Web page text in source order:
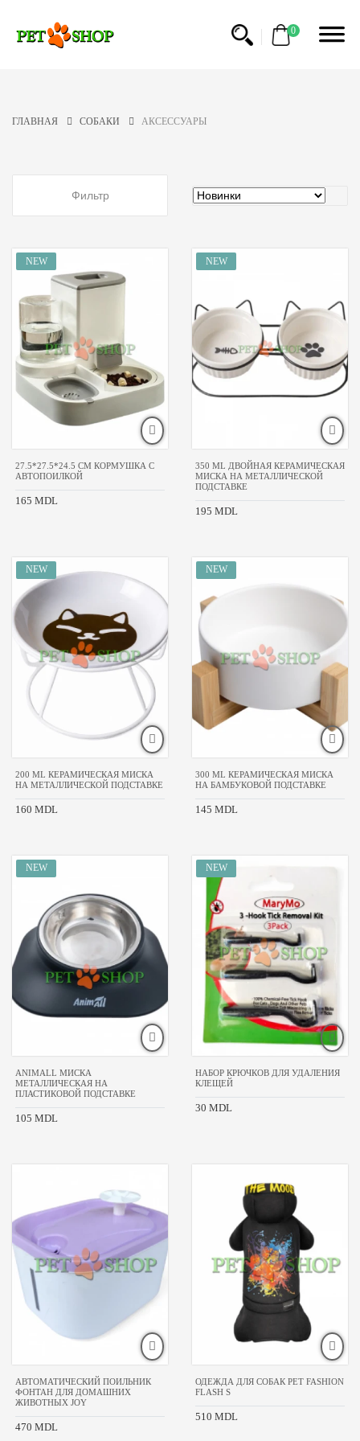
0
ГЛАВНАЯ СОБАКИ АКСЕССУАРЫ
СУХИЕ
ЛАКОМСТВА
ВЛАЖНЫЕ
АМУНИЦИЯ
АКСЕССУАРЫ
МЯГКИЕ
МЕСТА
ДОМИКИ
ПЕРЕНОСКИ
МЕСЯЦА
ЛОТКИ
БРЕНДЫ
Made
Dog
Meejuu
Naturapet
name
Savic
Trixie
Природа
КЛАСС
супер-
премиум
ПИТОМЦА
мелких пород
средних
пород
для
крупных
пород
для
всех
ПИТОМЦА
взрослые
Фильтр
27.5*27.5*24.5 CM КОРМУШКА С
АВТОПОИЛКОЙ
165 MDL
350 ML ДВОЙНАЯ КЕРАМИЧЕСКАЯ
МИСКА НА МЕТАЛЛИЧЕСКОЙ
ПОДСТАВКЕ
195 MDL
200 ML КЕРАМИЧЕСКАЯ МИСКА
НА МЕТАЛЛИЧЕСКОЙ ПОДСТАВКЕ
160 MDL
300 ML КЕРАМИЧЕСКАЯ МИСКА
НА БАМБУКОВОЙ ПОДСТАВКЕ
145 MDL
ANIMALL МИСКА
МЕТАЛЛИЧЕСКАЯ НА
ПЛАСТИКОВОЙ ПОДСТАВКЕ
105 MDL
НАБОР КРЮЧКОВ ДЛЯ УДАЛЕНИЯ
КЛЕЩЕЙ
30 MDL
АВТОМАТИЧЕСКИЙ ПОИЛЬНИК
ФОНТАН ДЛЯ ДОМАШНИХ
ЖИВОТНЫХ JOY
470 MDL
ОДЕЖДА ДЛЯ СОБАК PET FASHION
FLASH S
510 MDL